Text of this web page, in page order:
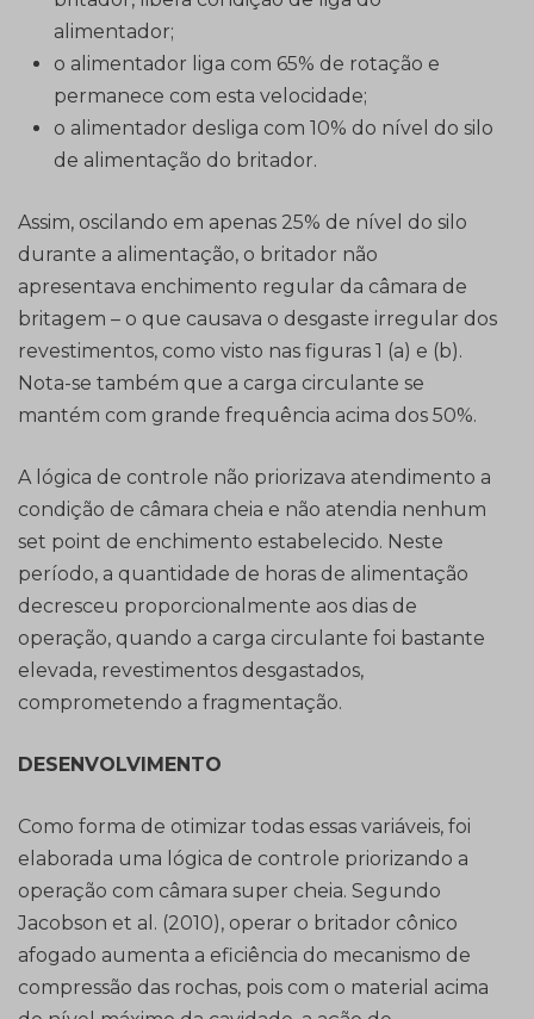
alimentador;
o alimentador liga com 65% de rotação e
permanece com esta velocidade;
o alimentador desliga com 10% do nível do silo
de alimentação do britador.
Assim, oscilando em apenas 25% de nível do silo
durante a alimentação, o britador não
apresentava enchimento regular da câmara de
britagem – o que causava o desgaste irregular dos
revestimentos, como visto nas figuras 1 (a) e (b).
Nota-se também que a carga circulante se
mantém com grande frequência acima dos 50%.
A lógica de controle não priorizava atendimento a
condição de câmara cheia e não atendia nenhum
set point de enchimento estabelecido. Neste
período, a quantidade de horas de alimentação
decresceu proporcionalmente aos dias de
operação, quando a carga circulante foi bastante
elevada, revestimentos desgastados,
comprometendo a fragmentação.
DESENVOLVIMENTO
Como forma de otimizar todas essas variáveis, foi
elaborada uma lógica de controle priorizando a
operação com câmara super cheia. Segundo
Jacobson et al. (2010), operar o britador cônico
afogado aumenta a eficiência do mecanismo de
compressão das rochas, pois com o material acima